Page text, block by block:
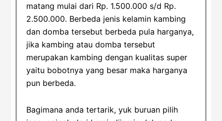
matang mulai dari Rp. 1.500.000 s/d Rp.
2.500.000. Berbeda jenis kelamin kambing
dan domba tersebut berbeda pula harganya,
jika kambing atau domba tersebut
merupakan kambing dengan kualitas super
yaitu bobotnya yang besar maka harganya
pun berbeda.
Bagimana anda tertarik, yuk buruan pilih